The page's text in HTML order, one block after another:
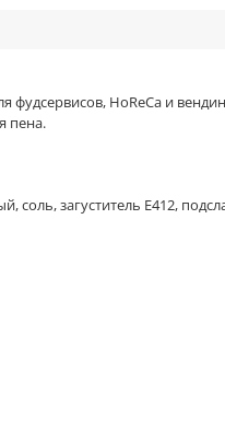
HoReCa и
пена.
загуститель Е412,